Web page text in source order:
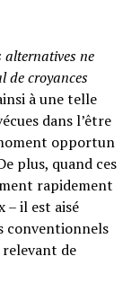
alternatives ne
de croyances
à une telle
dans l’être
opportun
plus, quand ces
rapidement
– il est aisé
conventionnels
de